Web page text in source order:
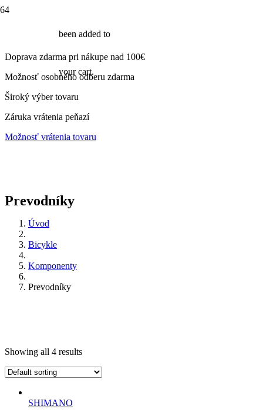
been added to
your cart.
Doprava zdarma pri nákupe nad 100€
Možnosť osobného odberu zdarma
Široký výber tovaru
Záruka vrátenia peňazí
Možnosť vrátenia tovaru
Prevodníky
Úvod
Bicykle
Komponenty
Prevodníky
Showing all 4 results
SHIMANO